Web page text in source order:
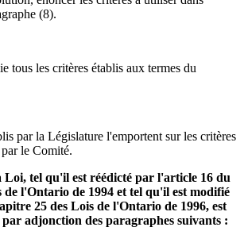
(8).
tous les critères établis aux termes du
par la Législature l'emportent sur les critères
le Comité.
Loi, tel qu'il est réédicté par l'article 16 du
de l'Ontario de 1994 et tel qu'il est modifié
25 des Lois de l'Ontario de 1996, est
adjonction des paragraphes suivants :